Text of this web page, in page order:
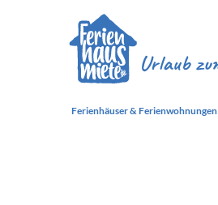
Ferienhäuser & Ferienwohnungen